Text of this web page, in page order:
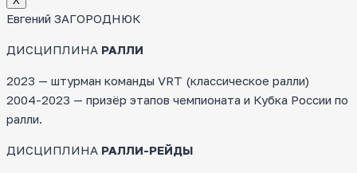
Евгений ЗАГОРОДНЮК
ДИСЦИПЛИНА РАЛЛИ
2023 — штурман команды VRT (классическое ралли)
2004-2023 — призёр этапов чемпионата и Кубка России по
ралли.
ДИСЦИПЛИНА РАЛЛИ-РЕЙДЫ